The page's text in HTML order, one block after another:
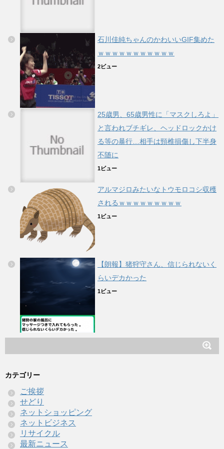
石川佳純ちゃんのかわいいGIF集めた
ｗｗｗｗｗｗｗｗｗｗｗ
2ビュー
25歳男、65歳男性に「マスクしろよ」
と言われブチギレ、ヘッドロックかけ
る等の暴行…相手は頸椎損傷し下半身
不随に
1ビュー
アルマジロみたいなトウモロコシ収穫
されるｗｗｗｗｗｗｗｗｗ
1ビュー
【朗報】猪狩守さん、信じられないく
らいデカかった
1ビュー
カテゴリー
ご挨拶
せどり
ネットショッピング
ネットビジネス
リサイクル
最新ニュース